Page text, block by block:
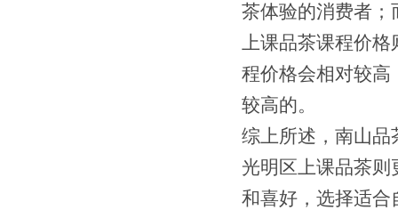
茶体验的消费者；
上课品茶课程价格
程价格会相对较高
较高的。
综上所述，南山品
光明区上课品茶
和喜好，选择适合